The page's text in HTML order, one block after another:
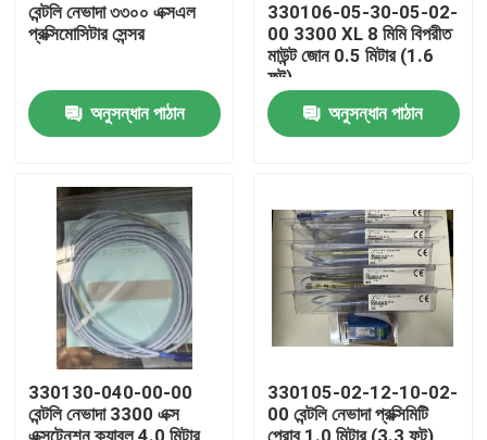
পণ্য
আমাদের সম্বন্ধে
কারখানা পরিদর্শন
বেন্টলি নেভাদা ৩৩০০ এক্সএল
প্রক্সিমোসিটার সেন্সর
অনুসন্ধান পাঠান
330106-05-30-05-02-
00 3300 XL 8 মিমি বিপরীত
মাউন্ট জোন 0.5 মিটার (1.6
ফুট)
অনুসন্ধান পাঠান
330130-040-00-00
বেন্টলি নেভাদা 3300 এক্স
330105-02-12-10-02-
00 বেন্টলি নেভাদা প্রক্সিমিটি